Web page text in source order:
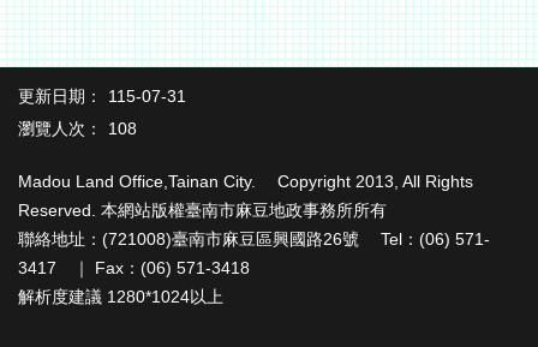
務
民
交
流
下
載
專
區
主
更新日期：
115-07-31
瀏覽人次：
108
Madou Land Office,Tainan City. Copyright 2013, All Rights
Reserved. 本網站版權臺南市麻豆地政事務所所有
聯絡地址：(721008)臺南市麻豆區興國路26號 Tel：(06) 571-
3417 ｜ Fax：(06) 571-3418
解析度建議 1280*1024以上